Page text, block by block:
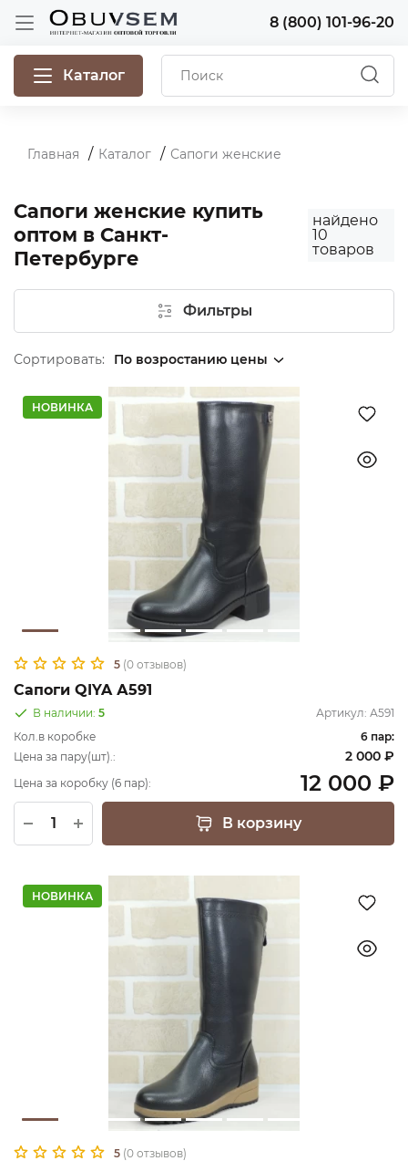
8 (800) 101-96-20
Каталог
Главная Каталог Сапоги женские
Сапоги женские купить
оптом в Санкт-
Петербурге
найдено
10
товаров
Фильтры
Сортировать:
НОВИНКА
5 (0 отзывов)
Сапоги QIYA А591
В наличии: 5 Артикул: А591
Кол.в коробке
6 пар:
Цена за пару(шт).:
2 000 ₽
Цена за коробку (6 пар): 12 000 ₽
В корзину
НОВИНКА
5 (0 отзывов)